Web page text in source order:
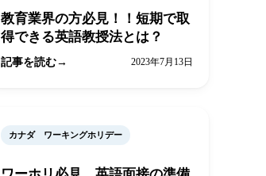
教育業界の方必見！！短期で取
得できる英語教授法とは？
記事を読む 2023年7月13日
カナダ ワーキングホリデー